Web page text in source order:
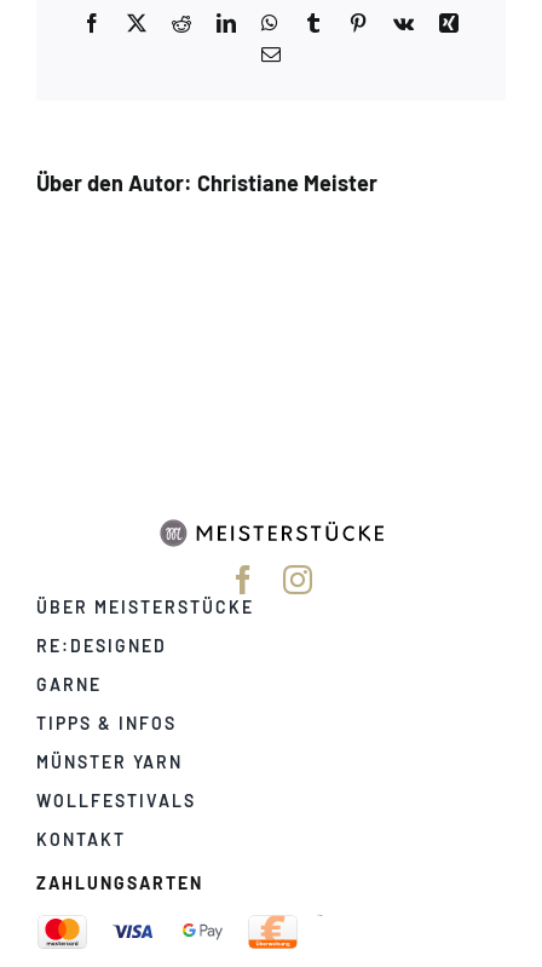
Facebook Reddit LinkedInWhatsApp
TumblrPinterest
Vk
E-
Über den Autor: Christiane Meister
ÜBER MEISTERSTÜCKE
RE:DESIGNED
GARNE
TIPPS & INFOS
MÜNSTER YARN
WOLLFESTIVALS
KONTAKT
ZAHLUNGSARTEN